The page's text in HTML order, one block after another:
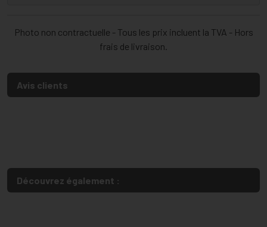
Photo non contractuelle - Tous les prix incluent la TVA - Hors
frais de livraison.
Avis clients
Découvrez également :